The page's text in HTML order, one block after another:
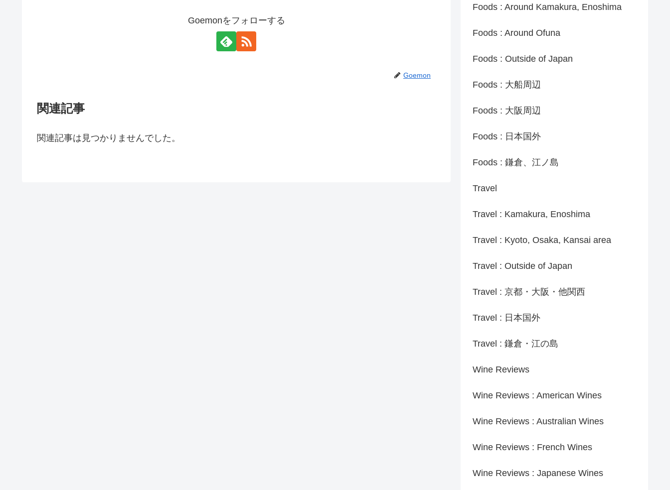
Goemonをフォローする
Goemon
関連記事
関連記事は見つかりませんでした。
Foods : Around Kamakura, Enoshima
Foods : Around Ofuna
Foods : Outside of Japan
Foods : 大船周辺
Foods : 大阪周辺
Foods : 日本国外
Foods : 鎌倉、江ノ島
Travel
Travel : Kamakura, Enoshima
Travel : Kyoto, Osaka, Kansai area
Travel : Outside of Japan
Travel : 京都・大阪・他関西
Travel : 日本国外
Travel : 鎌倉・江の島
Wine Reviews
Wine Reviews : American Wines
Wine Reviews : Australian Wines
Wine Reviews : French Wines
Wine Reviews : Japanese Wines